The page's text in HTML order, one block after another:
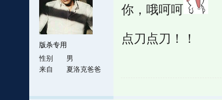
版杀专用
性别
男
来自
夏洛克爸爸
你，哦呵呵
点刀点刀！！